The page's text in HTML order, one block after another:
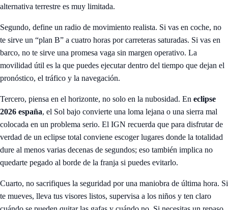
alternativa terrestre es muy limitada.
Segundo, define un radio de movimiento realista. Si vas en coche, no
te sirve un “plan B” a cuatro horas por carreteras saturadas. Si vas en
barco, no te sirve una promesa vaga sin margen operativo. La
movilidad útil es la que puedes ejecutar dentro del tiempo que dejan el
pronóstico, el tráfico y la navegación.
Tercero, piensa en el horizonte, no solo en la nubosidad. En eclipse
2026 españa, el Sol bajo convierte una loma lejana o una sierra mal
colocada en un problema serio. El IGN recuerda que para disfrutar de
verdad de un eclipse total conviene escoger lugares donde la totalidad
dure al menos varias decenas de segundos; eso también implica no
quedarte pegado al borde de la franja si puedes evitarlo.
Cuarto, no sacrifiques la seguridad por una maniobra de última hora. Si
te mueves, lleva tus visores listos, supervisa a los niños y ten claro